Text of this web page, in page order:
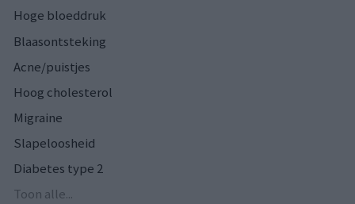
Hoge bloeddruk
Blaasontsteking
Acne/puistjes
Hoog cholesterol
Migraine
Slapeloosheid
Diabetes type 2
Toon alle...